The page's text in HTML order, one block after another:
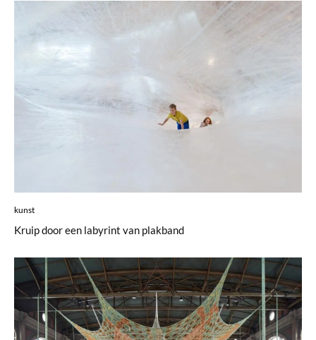
kunst
Kruip door een labyrint van plakband